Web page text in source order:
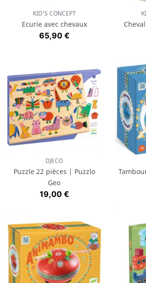
KID'S CONCEPT
Ecurie avec chevaux
Prix
65,90 €
DJECO
Puzzle 22 pièces | Puzzlo
Geo
Prix
19,00 €